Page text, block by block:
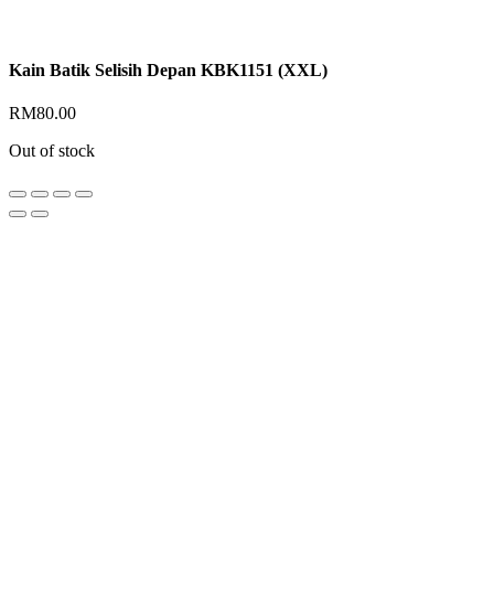
Kain Batik Selisih Depan KBK1151 (XXL)
RM80.00
Out of stock